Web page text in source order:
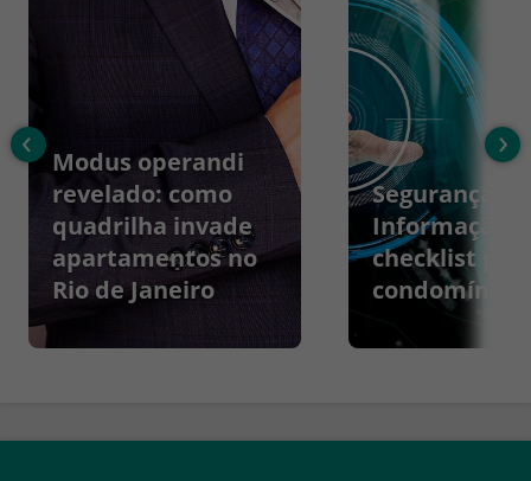
Modus operandi
revelado: como
quadrilha invade
apartamentos no
Rio de Janeiro
Segurança da
Informação:
checklist
condomínios
‹ ›